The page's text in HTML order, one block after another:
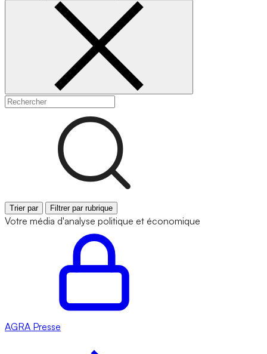
Trier par Filtrer par rubrique
Votre média d'analyse politique et économique
AGRA Presse